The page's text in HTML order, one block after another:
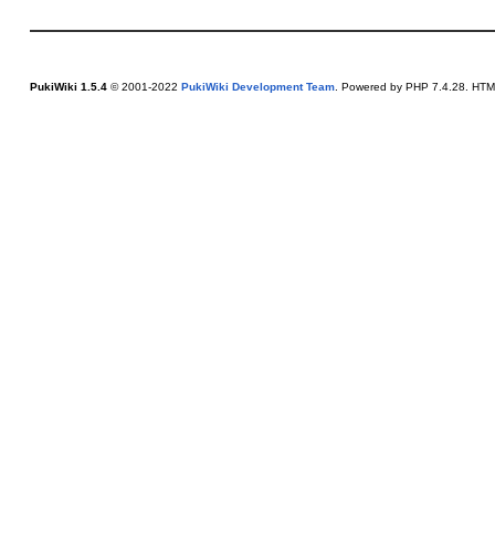
PukiWiki 1.5.4© 2001-2022 PukiWiki Development Team. Powered by PHP 7.4.28.